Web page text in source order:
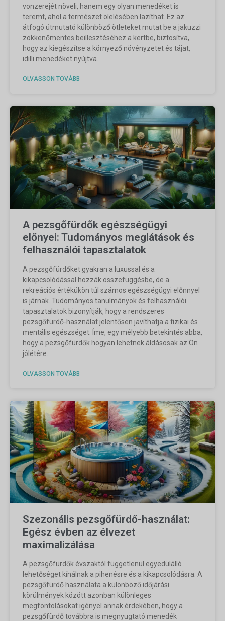
vonzerejét növeli, hanem egy olyan menedéket is
teremt, ahol a természet ölelésében lazíthat. Ez az
átfogó útmutató különböző ötleteket mutat be a jakuzzi
zökkenőmentes beillesztéséhez a kertbe, biztosítva,
hogy az kiegészítse a környező növényzetet és tájat,
idilli menedéket nyújtva.
OLVASSON TOVÁBB
A pezsgőfürdők egészségügyi
előnyei: Tudományos meglátások és
felhasználói tapasztalatok
A pezsgőfürdőket gyakran a luxussal és a
kikapcsolódással hozzák összefüggésbe, de a
rekreációs értékükön túl számos egészségügyi előnnyel
is járnak. Tudományos tanulmányok és felhasználói
tapasztalatok bizonyítják, hogy a rendszeres
pezsgőfürdő-használat jelentősen javíthatja a fizikai és
mentális egészséget. Íme, egy mélyebb betekintés abba,
hogy a pezsgőfürdők hogyan lehetnek áldásosak az Ön
jólétére.
OLVASSON TOVÁBB
Szezonális pezsgőfürdő-használat:
Egész évben az élvezet
maximalizálása
A pezsgőfürdők évszaktól függetlenül egyedülálló
lehetőséget kínálnak a pihenésre és a kikapcsolódásra. A
pezsgőfürdő használata a különböző időjárási
körülmények között azonban különleges
megfontolásokat igényel annak érdekében, hogy a
pezsgőfürdő továbbra is megnyugtató menedék